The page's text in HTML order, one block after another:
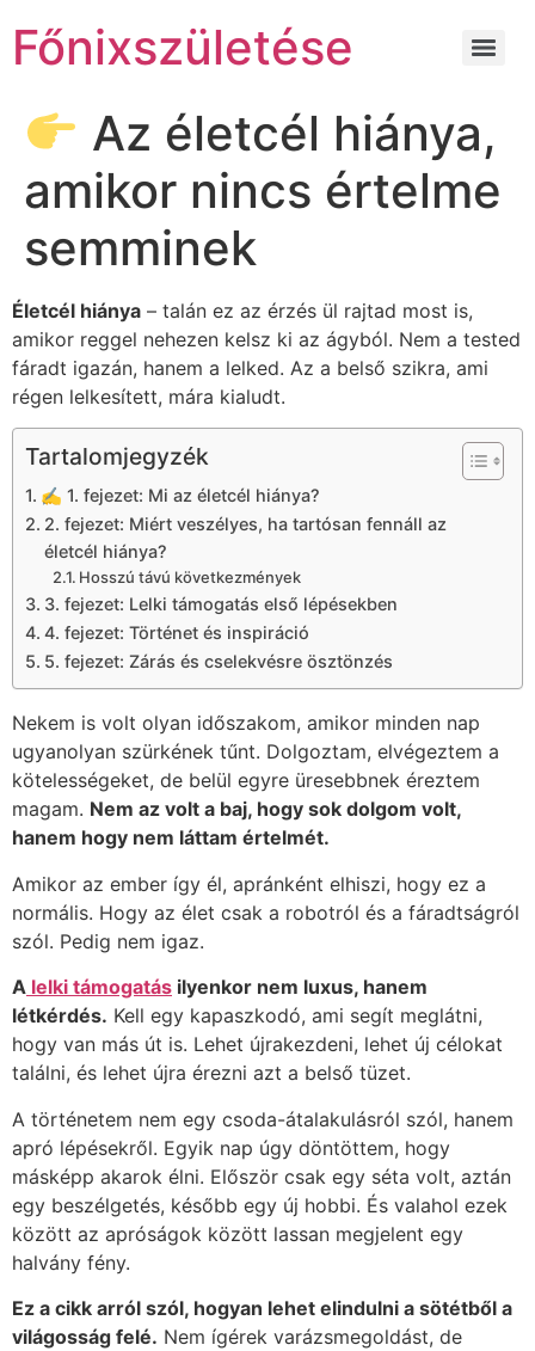
Főnixszületése
Az életcél hiánya,
amikor nincs értelme
semminek
Életcél hiánya – talán ez az érzés ül rajtad most is,
amikor reggel nehezen kelsz ki az ágyból. Nem a tested
fáradt igazán, hanem a lelked. Az a belső szikra, ami
régen lelkesített, mára kialudt.
Tartalomjegyzék
✍️ 1. fejezet: Mi az életcél hiánya?
2. fejezet: Miért veszélyes, ha tartósan fennáll az
életcél hiánya?
Hosszú távú következmények
3. fejezet: Lelki támogatás első lépésekben
4. fejezet: Történet és inspiráció
5. fejezet: Zárás és cselekvésre ösztönzés
Nekem is volt olyan időszakom, amikor minden nap
ugyanolyan szürkének tűnt. Dolgoztam, elvégeztem a
kötelességeket, de belül egyre üresebbnek éreztem
magam. Nem az volt a baj, hogy sok dolgom volt,
hanem hogy nem láttam értelmét.
Amikor az ember így él, apránként elhiszi, hogy ez a
normális. Hogy az élet csak a robotról és a fáradtságról
szól. Pedig nem igaz.
A lelki támogatás ilyenkor nem luxus, hanem
létkérdés. Kell egy kapaszkodó, ami segít meglátni,
hogy van más út is. Lehet újrakezdeni, lehet új célokat
találni, és lehet újra érezni azt a belső tüzet.
A történetem nem egy csoda-átalakulásról szól, hanem
apró lépésekről. Egyik nap úgy döntöttem, hogy
másképp akarok élni. Először csak egy séta volt, aztán
egy beszélgetés, később egy új hobbi. És valahol ezek
között az apróságok között lassan megjelent egy
halvány fény.
Ez a cikk arról szól, hogyan lehet elindulni a sötétből a
világosság felé. Nem ígérek varázsmegoldást, de